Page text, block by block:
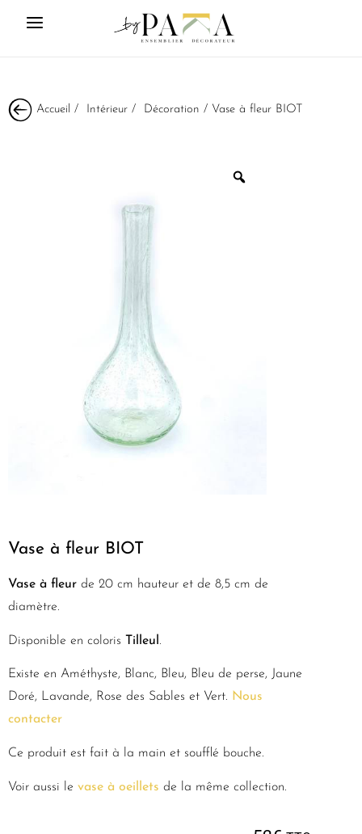
Accueil / Intérieur / Décoration / Vase à fleur BIOT
Vase à fleur BIOT
Vase à fleur de 20 cm hauteur et de 8,5 cm de
diamètre.
Disponible en coloris Tilleul .
Existe en Améthyste, Blanc, Bleu, Bleu de perse, Jaune
Doré, Lavande, Rose des Sables et Vert. Nous
contacter
Ce produit est fait à la main et soufflé bouche.
Voir aussi le vase à oeillets de la même collection.